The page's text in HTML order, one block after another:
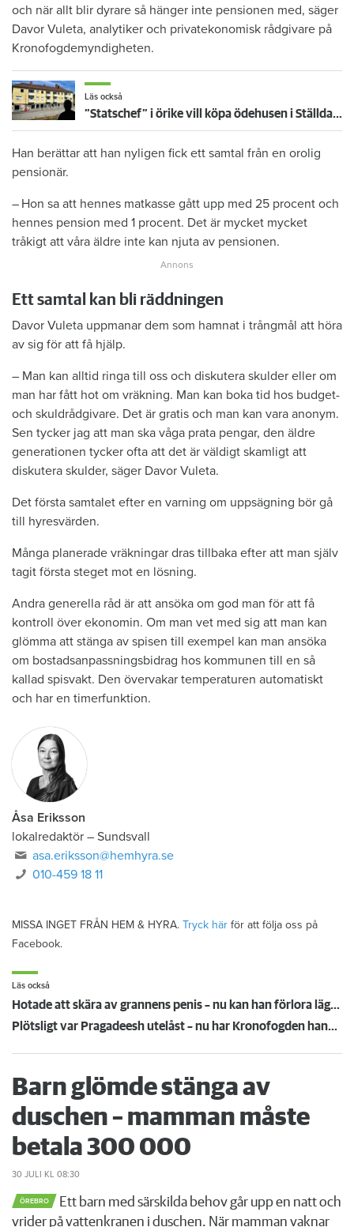
och när allt blir dyrare så hänger inte pensionen med, säger
Davor Vuleta, analytiker och privatekonomisk rådgivare på
Kronofogdemyndigheten.
Läs också
”Statschef” i örike vill köpa ödehusen i Ställdalen – för 270 miljoner: Ska återställas i toppskick
Han berättar att han nyligen fick ett samtal från en orolig
pensionär.
– Hon sa att hennes matkasse gått upp med 25 procent och
hennes pension med 1 procent. Det är mycket mycket
tråkigt att våra äldre inte kan njuta av pensionen.
Ett samtal kan bli räddningen
Davor Vuleta uppmanar dem som hamnat i trångmål att höra
av sig för att få hjälp.
– Man kan alltid ringa till oss och diskutera skulder eller om
man har fått hot om vräkning. Man kan boka tid hos budget-
och skuldrådgivare. Det är gratis och man kan vara anonym.
Sen tycker jag att man ska våga prata pengar, den äldre
generationen tycker ofta att det är väldigt skamligt att
diskutera skulder, säger Davor Vuleta.
Det första samtalet efter en varning om uppsägning bör gå
till hyres­värden.
Många planerade vräkningar dras tillbaka efter att man själv
tagit första steget mot en lösning.
Andra generella råd är att ­ansöka om god man för att få
kontroll över ekonomin. Om man vet med sig att man kan
glömma att stänga av ­spisen till exempel kan man ­ansöka
om bostadsanpassningsbidrag hos kommunen till en så
kallad ­spisvakt. Den övervakar temperaturen automatiskt
och har en timerfunktion.
Åsa Eriksson
lokalredaktör – Sundsvall
asa.eriksson@hemhyra.se
010-459 18 11
MISSA INGET FRÅN HEM & HYRA. Tryck här för att följa oss på
Facebook.
Läs också
Hotade att skära av grannens penis – nu kan han förlora lägenheten
Plötsligt var Pragadeesh utelåst – nu har Kronofogden hans möbler
Barn glömde stänga av
duschen – mamman måste
betala 300 000
30 JULI KL 08:30
ÖREBRO
Ett barn med särskilda behov går upp en natt och
vrider på vattenkranen i duschen. När mamman vaknar